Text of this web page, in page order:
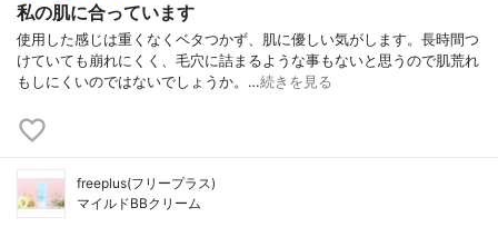
私の肌に合っています
使用した感じは重くなくベタつかず、肌に優しい気がします。長時間つ
けていても崩れにくく、毛穴に詰まるような事もないと思うので肌荒れ
もしにくいのではないでしょうか。…続きを見る
freeplus(フリープラス)
マイルドBBクリーム